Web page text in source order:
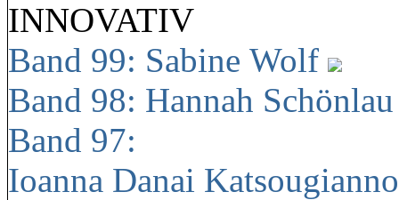
INNOVATIV
Band 99: Sabine Wolf
Band 98: Hannah
Band 97:
Ioanna Danai